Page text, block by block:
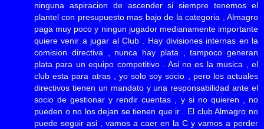
ninguna aspiracion de ascender si siempre tenemos el
plantel con presupuesto mas bajo de la categoria , Almagro
paga muy poco y ningun jugador medianamente importante
quiere venir a jugar al Club . Hay divisiones internas en la
comision directiva , nunca hay plata , tampoco generan
plata para un equipo competitivo . Asi no es la musica , el
club esta para atras , yo solo soy socio , pero los actuales
directivos tienen un mandato y una responsabilidad ante el
socio de gestionar y rendir cuentas , y si no quieren , no
pueden o no los dejan se tienen que ir . El club Almagro no
puede seguir asi , vamos a caer en la C y vamos a perder